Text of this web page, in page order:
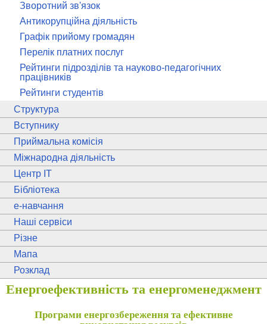
Зворотний зв'язок
Антикорупційна діяльність
Графік прийому громадян
Перелік платних послуг
Рейтинги підрозділів та науково-педагогічних
працівників
Рейтинги студентів
Структура
Вступнику
Приймальна комісія
Міжнародна діяльність
Центр ІТ
Бібліотека
e-навчання
Наші сервіси
Різне
Мапа
Розклад
Енергоефективність та енергоменеджмент
Програми енергозбереження та ефективне